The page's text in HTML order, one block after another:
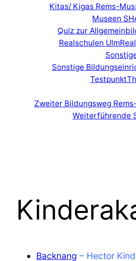
Kitas/ Kigas Rems-
Museen
Quiz zur
Realschulen Ulm
Sonstige
Testpunkt
Zweiter Bildungsweg
Weiterführende
Backnang – Hector